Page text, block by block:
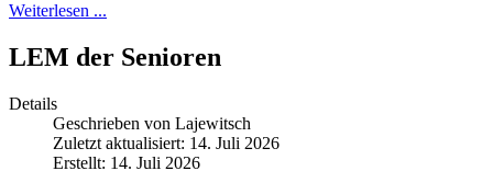
Weiterlesen ...
LEM der Senioren
Details
Geschrieben von Lajewitsch
Zuletzt aktualisiert: 14. Juli 2026
Erstellt: 14. Juli 2026